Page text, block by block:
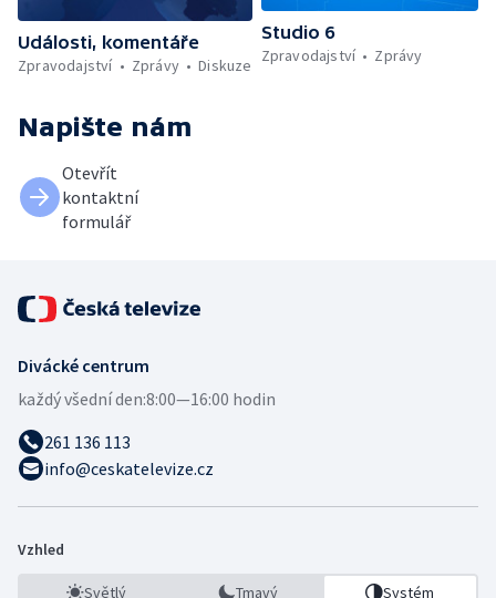
Události, komentáře
Zpravodajství
Zprávy Diskuze
Studio 6
Zpravodajství
Zprávy
Napište nám
Otevřít
kontaktní
formulář
Divácké centrum
každý všední den:8:00—16:00 hodin
261 136 113
info@ceskatelevize.cz
Vzhled
Světlý Tmavý Systém